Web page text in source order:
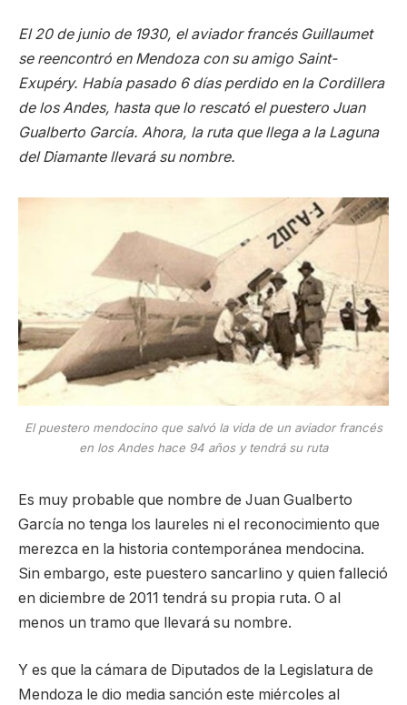
El 20 de junio de 1930, el aviador francés Guillaumet
se reencontró en Mendoza con su amigo Saint-
Exupéry. Había pasado 6 días perdido en la Cordillera
de los Andes, hasta que lo rescató el puestero Juan
Gualberto García. Ahora, la ruta que llega a la Laguna
del Diamante llevará su nombre.
El puestero mendocino que salvó la vida de un aviador francés
en los Andes hace 94 años y tendrá su ruta
Es muy probable que nombre de Juan Gualberto
García no tenga los laureles ni el reconocimiento que
merezca en la historia contemporánea mendocina.
Sin embargo, este puestero sancarlino y quien falleció
en diciembre de 2011 tendrá su propia ruta. O al
menos un tramo que llevará su nombre.
Y es que la cámara de Diputados de la Legislatura de
Mendoza le dio media sanción este miércoles al